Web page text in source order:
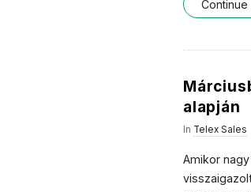
Continue
alapján
In Telex Sales
Amikor